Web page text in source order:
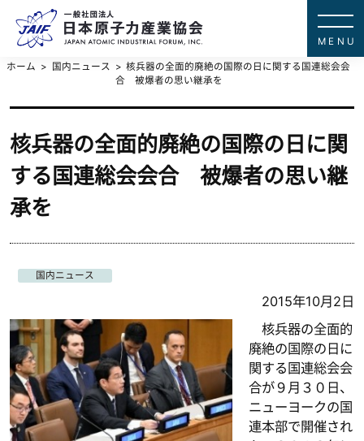
ホーム 国内ニュース
核兵器の全面的廃絶の国際の日に関する国連総会会
合 被爆者の思い継承を
核兵器の全面的廃絶の国際の日に関
する国連総会会合 被爆者の思い継
承を
国内ニュース
2015年10月2日
核兵器の全面的
廃絶の国際の日に
関する国連総会会
合が９月３０日、
ニューヨークの国
連本部で開催され